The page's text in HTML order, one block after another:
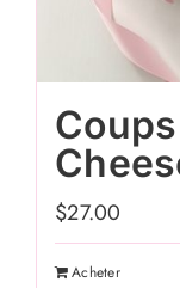
$27.00
Acheter